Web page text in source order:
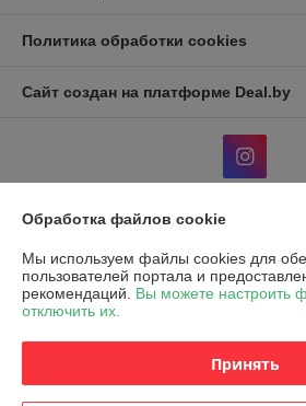
Политика обработки cookies
Сайт создан на платформе Deal.by
Юридическое лицо:Общество с
Чойс"
РБ, 220037, г. Минск, ул. Фроликова, 8
Регистрационный номер ЕГР: 193572982
Обработка файлов cookie
Мы используем файлы cookies для
пользователей портала и
рекомендаций. Вы можете настроить
отключить их.
Принять